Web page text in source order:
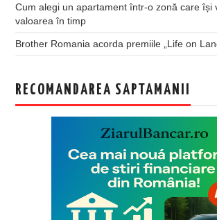
Cum alegi un apartament într-o zonă care își
valoarea în timp
Brother Romania acorda premiile „Life on
RECOMANDAREA SAPTAMANII